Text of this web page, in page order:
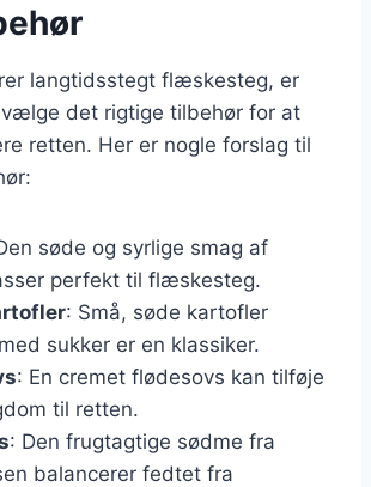
langtidsstegt flæskesteg, er
det rigtige tilbehør for at
retten. Her er nogle forslag til
søde og syrlige smag af
perfekt til flæskesteg.
: Små, søde kartofler
sukker er en klassiker.
: En cremet flødesovs kan tilføje
til retten.
: Den frugtagtige sødme fra
balancerer fedtet fra